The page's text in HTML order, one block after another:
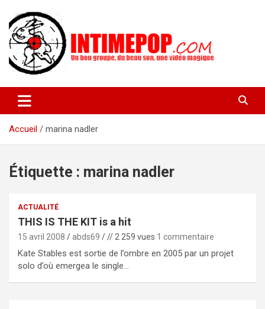
contenu
intimepop.com
actuelles pop rock, post-rock, indé sur Lyon. rock pop concert
lyon
Accueil
marina nadler
Étiquette : marina nadler
ACTUALITÉ
THIS IS THE KIT is a hit
15 avril 2008 abds69 // 2 259 vues 1 commentaire
Kate Stables est sortie de l’ombre en 2005 par un projet
solo d’où emergea le single…